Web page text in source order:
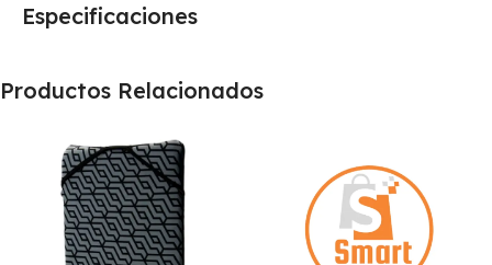
Especificaciones
Productos Relacionados